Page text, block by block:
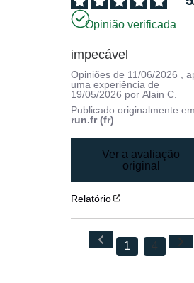
Opinião verificada
impecável
Opiniões de 11/06/2026 ,
uma experiência de
19/05/2026 porAlain C.
Publicado originalmente
run.fr (fr)
Ver a avaliação
original
Relatório
1 4